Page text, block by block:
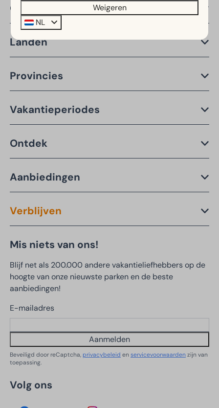
Over EuroParcs
Landen
Provincies
Vakantieperiodes
Ontdek
Aanbiedingen
Verblijven
Mis niets van ons!
Blijf net als 200.000 andere vakantieliefhebbers op de
hoogte van onze nieuwste parken en de beste
aanbiedingen!
E-mailadres
Aanmelden
Beveiligd door reCaptcha, privacybeleid en servicevoorwaarden zijn van
toepassing.
Volg ons
Weigeren
NL